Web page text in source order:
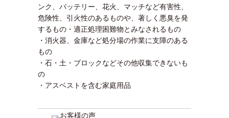
ンク、バッテリー、花火、マッチなど有害性、
危険性、引火性のあるものや、著しく悪臭を発
するもの・適正処理困難物とみなされるもの
・消火器、金庫など処分場の作業に支障のある
もの
・石・土・ブロックなどその他収集できないも
の
・アスベストを含む家庭用品